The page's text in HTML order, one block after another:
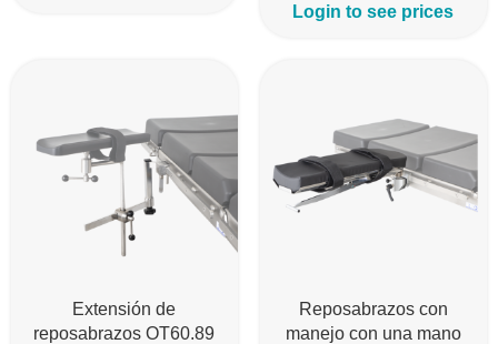
Login to see prices
Extensión de
reposabrazos OT60.89
Reposabrazos con
manejo con una mano